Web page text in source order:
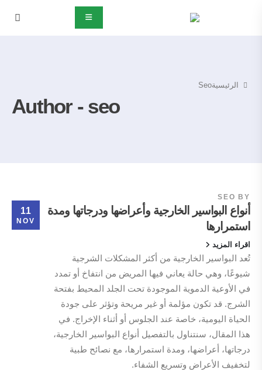
Author - seo
الرئيسيةSeo
11
NOV
BY
SEO
أنواع البواسير الخارجية وأعراضها ودرجاتها ومدة
استمرارها
اقراء المزيد
تُعد البواسير الخارجية من أكثر المشكلات الشرجية
شيوعًا، وهي حالة يعاني فيها المريض من انتفاخ أو تمدد
في الأوعية الدموية الموجودة تحت الجلد المحيط بفتحة
الشرج. قد تكون مؤلمة أو غير مريحة وتؤثر على جودة
الحياة اليومية، خاصة عند الجلوس أو أثناء الإخراج. في
هذا المقال، سنتناول بالتفصيل أنواع البواسير الخارجية،
درجاتها، أعراضها، ومدة استمرارها، مع نصائح طبية
لتخفيف الأعراض وتسريع الشفاء.